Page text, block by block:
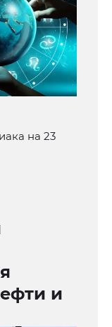
на 23
и